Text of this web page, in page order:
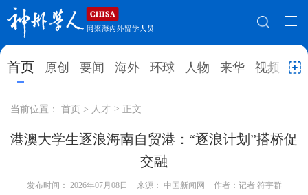
首页 原创 要闻 海外 环球 人物 来华 视频 教
网站地图
首页 原创
环球 人物 来华 视频
当前位置： 首页 > 人才 > 正文
港澳大学生逐浪海南自贸港：“逐浪计划”搭桥促
交融
发布时间： 2026年07月08日 来源： 中国新闻网 作者：记者 符宇群